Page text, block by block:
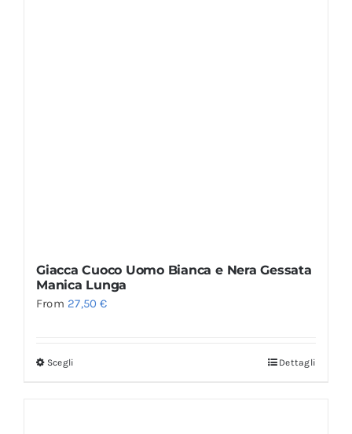
Giacca Cuoco Uomo Bianca e Nera Gessata
Manica Lunga
From 27,50€
Scegli Dettagli